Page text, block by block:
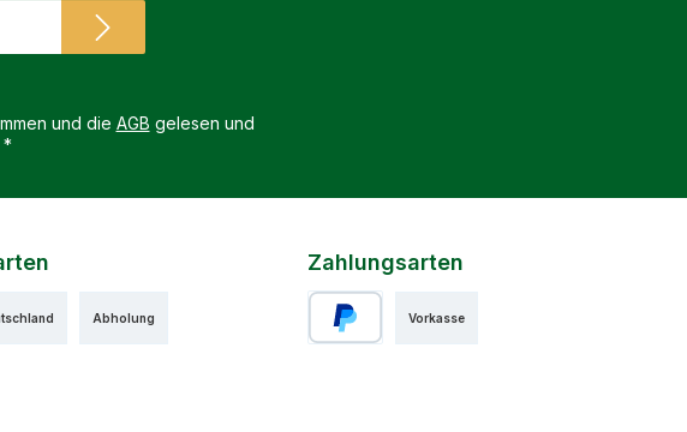
und die AGB gelesen und
*
Abholung
Zahlungsarten
Vorkasse